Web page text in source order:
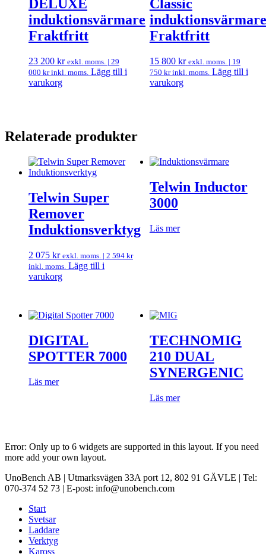
DELUXE
induktionsvärmare
Fraktfritt
23 200 kr exkl. moms. | 29
000 krinkl. moms. Lägg till i
varukorg
Classic
induktionsvärmare
Fraktfritt
15 800 kr exkl. moms. | 19
750 krinkl. moms. Lägg till i
varukorg
Relaterade produkter
Telwin Super
Remover
Induktionsverktyg
2 075 kr exkl. moms. | 2 594 kr
inkl. moms. Lägg till i
varukorg
Telwin Inductor
3000
Läs mer
DIGITAL
SPOTTER 7000
Läs mer
TECHNOMIG
210 DUAL
SYNERGENIC
Läs mer
Error: Only up to 6 widgets are supported in this layout. If you need
more add your own layout.
UnoBench AB | Utmarksvägen 33A port 12, 802 91 GÄVLE | Tel:
070-374 52 73 | E-post: info@unobench.com
Start
Svetsar
Laddare
Verktyg
Kaross